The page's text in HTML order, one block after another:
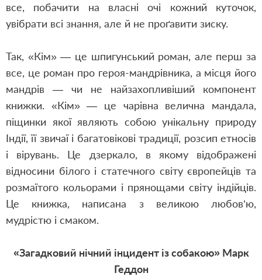
все, побачити на власні очі кожний куточок,
увібрати всі знання, але й не проґавити зиску.
Так, «Кім» — це шпигунський роман, але перш за
все, це роман про героя-мандрівника, а місця його
мандрів — чи не найзахопливіший компонент
книжки. «Кім» — це чарівна велична мандала,
піщинки якої являють собою унікальну природу
Індії, її звичаї і багатовікові традиції, розсип етносів
і вірувань. Це дзеркало, в якому відображені
відносини білого і статечного світу європейців та
розмаїтого кольорами і прянощами світу індійців.
Це книжка, написана з великою любов’ю,
мудрістю і смаком.
«Загадковий нічний інцидент із собакою» Марк
Геддон